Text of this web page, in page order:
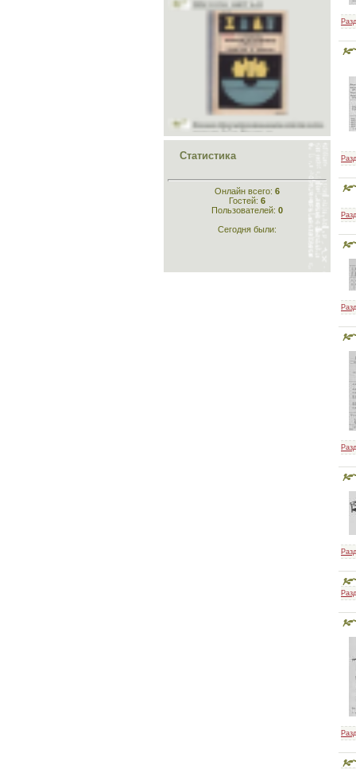
Конструирование лёгкого
платья и белья
Конструирование
одежды
Статистика
Онлайн всего: 6
Гостей: 6
Пользователей: 0
Сегодня были: